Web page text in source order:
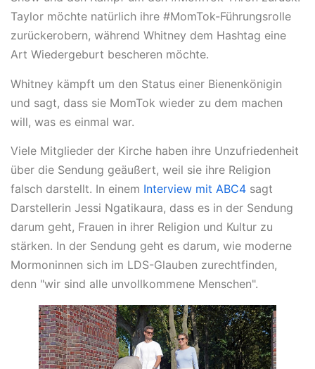
Taylor möchte natürlich ihre #MomTok-Führungsrolle
zurückerobern, während Whitney dem Hashtag eine
Art Wiedergeburt bescheren möchte.
Whitney kämpft um den Status einer Bienenkönigin
und sagt, dass sie MomTok wieder zu dem machen
will, was es einmal war.
Viele Mitglieder der Kirche haben ihre Unzufriedenheit
über die Sendung geäußert, weil sie ihre Religion
falsch darstellt. In einem Interview mit ABC4 sagt
Darstellerin Jessi Ngatikaura, dass es in der Sendung
darum geht, Frauen in ihrer Religion und Kultur zu
stärken. In der Sendung geht es darum, wie moderne
Mormoninnen sich im LDS-Glauben zurechtfinden,
denn "wir sind alle unvollkommene Menschen".